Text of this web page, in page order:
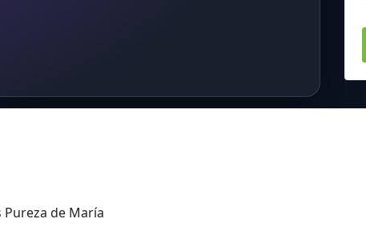
Pureza de María